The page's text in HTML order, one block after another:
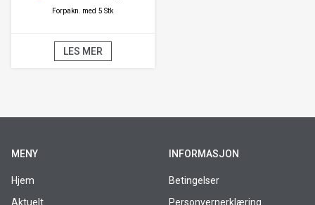
Forpakn. med 5 Stk
LES MER
MENY
Hjem
Aktuelt
INFORMASJON
Betingelser
Personvernerklæring